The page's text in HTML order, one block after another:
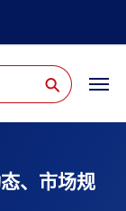
⚲
、市场规